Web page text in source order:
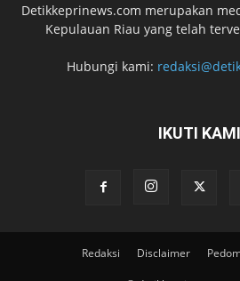
Detikkeprinews.com merupakan
Kepulauan Riau yang telah
Hubungi kami:
IKUTI KAMI
Redaksi Disclaimer